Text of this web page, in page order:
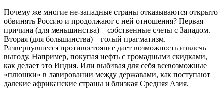
Почему же многие не-западные страны отказываются открыто
обвинять Россию и продолжают с ней отношения? Первая
причина (для меньшинства) – собственные счеты с Западом.
Вторая (для большинства) – голый прагматизм.
Развернувшееся противостояние дает возможность извлечь
выгоду. Например, покупая нефть с громадными скидками,
как делает это Индия. Или выбивая для себя всевозможные
«плюшки» в лавировании между державами, как поступают
далекие африканские страны и близкая Средняя Азия.